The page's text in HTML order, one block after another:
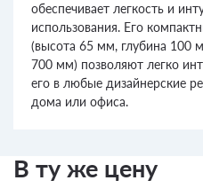
обеспечивает легкость и
использования. Его
(высота 65 мм, глубина 100
700 мм) позволяют легко
его в любые дизайнерские
дома или офиса.
В ту же цену